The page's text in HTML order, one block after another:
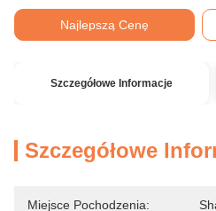
Najlepszą Cenę
Szczegółowe Informacje
Szczegółowe
Miejsce Pochodzenia: